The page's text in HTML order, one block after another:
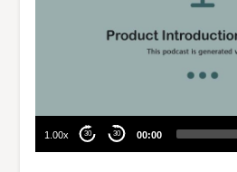
00:00
30
30
1.00x